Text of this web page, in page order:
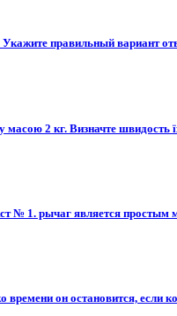
правильный вариант
2 кг. Визначте швидость
№ 1. рычаг является простым
он остановится, если